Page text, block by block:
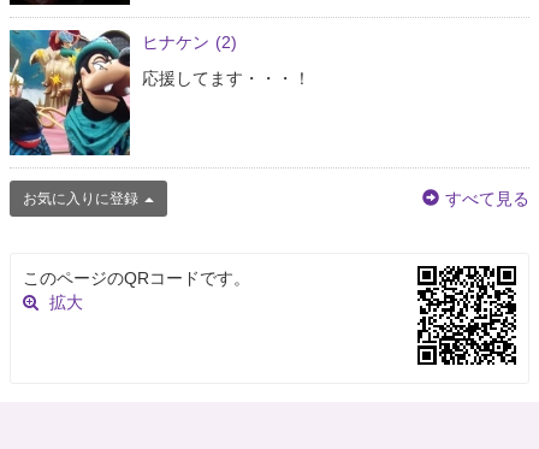
ヒナケン (2)
応援してます・・・！
お気に入りに登録 すべて見る
このページのQRコードです。
拡大